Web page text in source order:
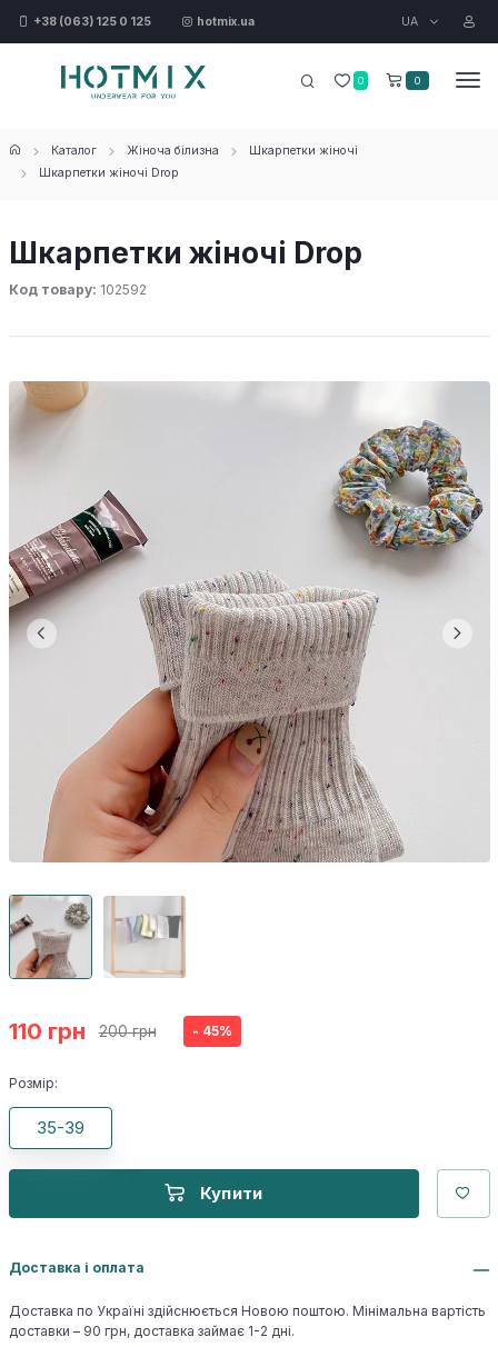
+38 (063) 125 0 125 hotmix.ua UA
0 0
Каталог Жіноча білизна
Шкарпетки жіночі
Шкарпетки жіночі Drop
Шкарпетки жіночі Drop
Код товару: 102592
110 грн 200 грн - 45%
Розмір:
35-39
Купити
Доставка і оплата
Доставка по Україні здійснюється Новою поштою. Мінімальна вартість
доставки – 90 грн, доставка займає 1-2 дні.